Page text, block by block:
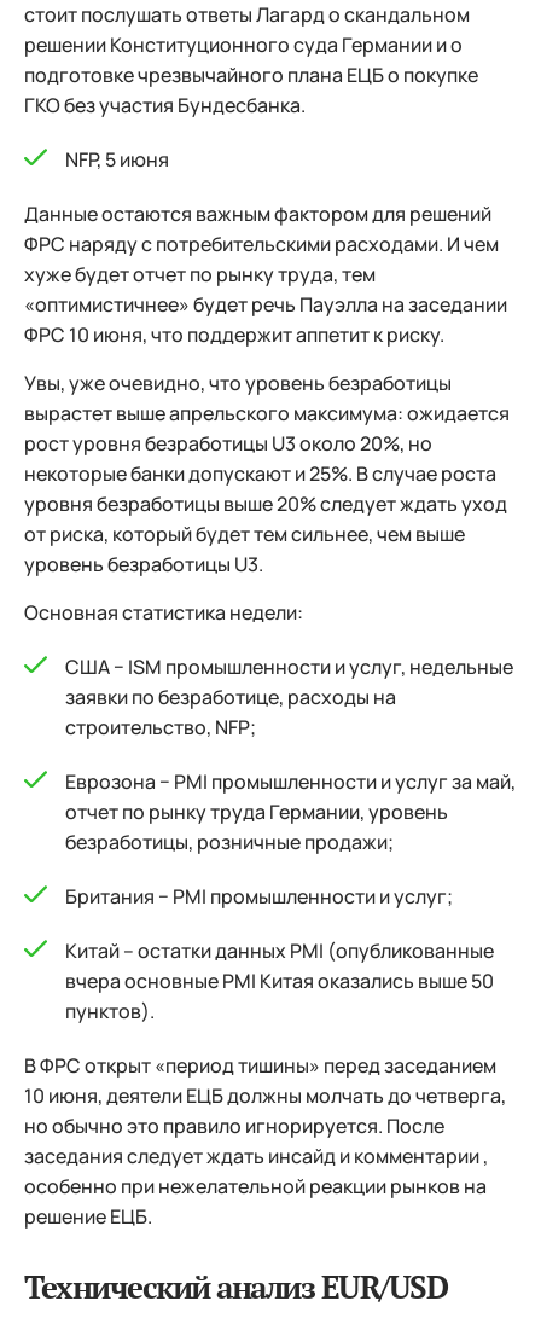
стоит послушать ответы Лагард о скандальном
решении Конституционного суда Германии и о
подготовке чрезвычайного плана ЕЦБ о покупке
ГКО без участия Бундесбанка.
NFP, 5 июня
Данные остаются важным фактором для решений
ФРС наряду с потребительскими расходами. И чем
хуже будет отчет по рынку труда, тем
«оптимистичнее» будет речь Пауэлла на заседании
ФРС 10 июня, что поддержит аппетит к риску.
Увы, уже очевидно, что уровень безработицы
вырастет выше апрельского максимума: ожидается
рост уровня безработицы U3 около 20%, но
некоторые банки допускают и 25%. В случае роста
уровня безработицы выше 20% следует ждать уход
от риска, который будет тем сильнее, чем выше
уровень безработицы U3.
Основная статистика недели:
США − ISM промышленности и услуг, недельные
заявки по безработице, расходы на
строительство, NFP;
Еврозона − PMI промышленности и услуг за май,
отчет по рынку труда Германии, уровень
безработицы, розничные продажи;
Британия − PMI промышленности и услуг;
Китай – остатки данных PMI (опубликованные
вчера основные PMI Китая оказались выше 50
пунктов).
В ФРС открыт «период тишины» перед заседанием
10 июня, деятели ЕЦБ должны молчать до четверга,
но обычно это правило игнорируется. После
заседания следует ждать инсайд и комментарии ,
особенно при нежелательной реакции рынков на
решение ЕЦБ.
Технический анализ EUR/USD